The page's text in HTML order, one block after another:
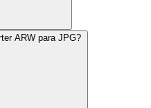
ARW para JPG?